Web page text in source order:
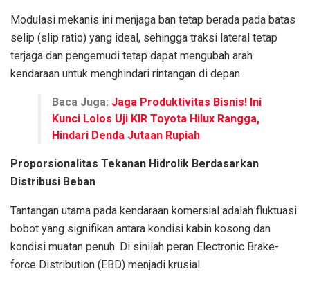
Modulasi mekanis ini menjaga ban tetap berada pada batas
selip (slip ratio) yang ideal, sehingga traksi lateral tetap
terjaga dan pengemudi tetap dapat mengubah arah
kendaraan untuk menghindari rintangan di depan.
Baca Juga: Jaga Produktivitas Bisnis! Ini
Kunci Lolos Uji KIR Toyota Hilux Rangga,
Hindari Denda Jutaan Rupiah
Proporsionalitas Tekanan Hidrolik Berdasarkan
Distribusi Beban
Tantangan utama pada kendaraan komersial adalah fluktuasi
bobot yang signifikan antara kondisi kabin kosong dan
kondisi muatan penuh. Di sinilah peran Electronic Brake-
force Distribution (EBD) menjadi krusial.